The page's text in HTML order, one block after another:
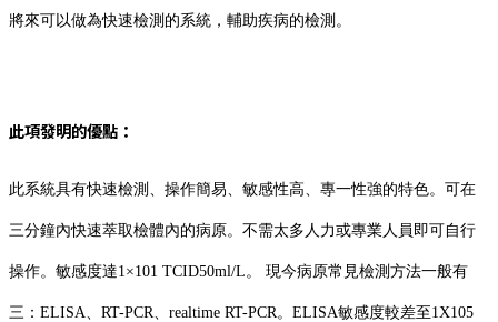
將來可以做為快速檢測的系統，輔助疾病的檢測。
此項發明的優點：
此系統具有快速檢測、操作簡易、敏感性高、專一性強的特色。可在
三分鐘內快速萃取檢體內的病原。不需太多人力或專業人員即可自行
操作。敏感度達1×101 TCID50ml/L。 現今病原常見檢測方法一般有
三：ELISA、RT-PCR、realtime RT-PCR。ELISA敏感度較差至1X105